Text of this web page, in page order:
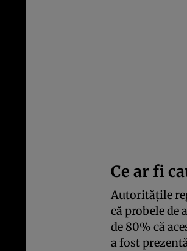
Ce ar fi
Autorităţile
că probele de
de 80% că
a fost